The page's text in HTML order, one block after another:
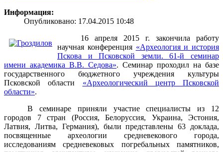
Информация:
Опубликовано: 17.04.2015 10:48
16 апреля 2015 г. закончила работу
научная конференция «Археология и история
Пскова и Псковской земли. 61-й семинар
имени академика В.В. Седова». Семинар проходил на базе
государственного бюджетного учреждения культуры
Псковской области «Археологический центр Псковской
области».
В семинаре приняли участие специалисты из 12
городов 7 стран (Россия, Белоруссия, Украина, Эстония,
Латвия, Литва, Германия), были представлены 63 доклада,
посвященные археологии средневекового города,
исследованиям средневековых погребальных памятников,